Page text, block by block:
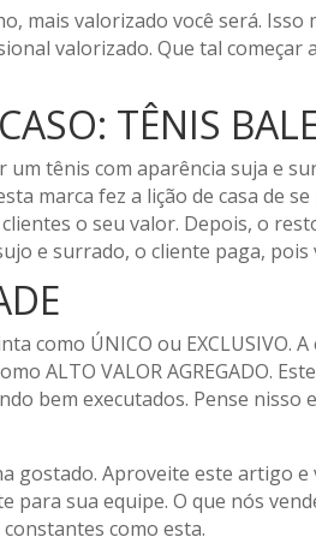
mais valorizado você será.
valorizado. Que tal
TÊNIS
um tênis com aparência suja e
marca fez a lição de casa de
o seu valor. Depois, o
e surrado, o cliente paga, pois
como ÚNICO ou EXCLUSIVO.
ALTO VALOR AGREGADO.
bem executados. Pense nisso
gostado. Aproveite este artigo
para sua equipe. O que nós
como esta.